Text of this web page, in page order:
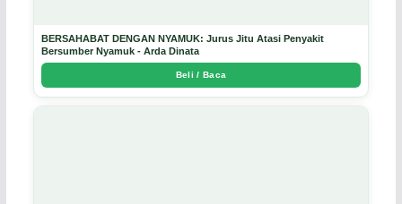
BERSAHABAT DENGAN NYAMUK: Jurus Jitu Atasi Penyakit
Bersumber Nyamuk - Arda Dinata
Beli / Baca